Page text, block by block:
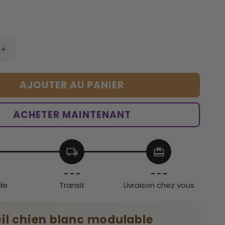
Augmenter
quantité
Réveil
chien
blanc
modulable
AJOUTER AU PANIER
ACHETER MAINTENANT
local_shipping
- - -
Transit
redeem
- - -
Livraison chez vous
chien blanc modulable